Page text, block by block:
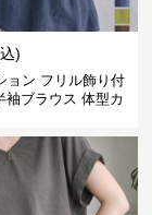
)
ョン フリル飾り付
袖ブラウス 体型カ